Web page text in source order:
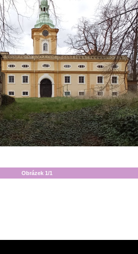
Obrázek 1/1